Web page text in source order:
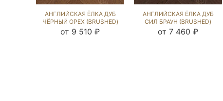
АНГЛИЙСКАЯ ЁЛКА ДУБ
ЧЁРНЫЙ ОРЕХ (BRUSHED)
143065
от 9 510 ₽
АНГЛИЙСКАЯ ЁЛКА ДУБ
СИЛ БРАУН (BRUSHED)
266991
от 7 460 ₽